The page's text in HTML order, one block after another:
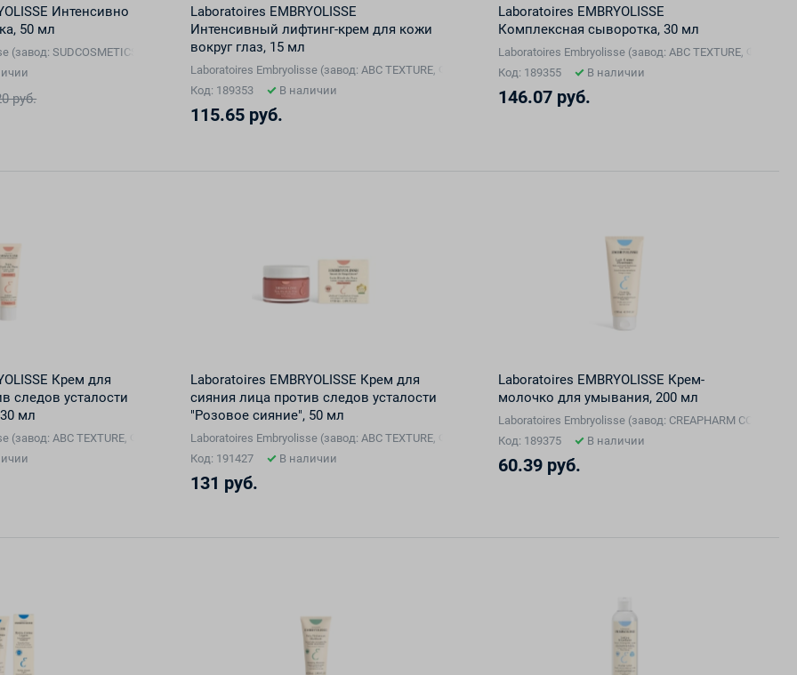
Интенсивно
50 мл
(завод: SUDCOSMETICS, Франция), Франция
руб.
Laboratoires EMBRYOLISSE
Интенсивный лифтинг-крем для кожи
вокруг глаз, 15 мл
Laboratoires Embryolisse (завод: ABC TEXTURE, Франция), Франция
Код: 189353
В наличии
115.65 руб.
Laboratoires EMBRYOLISSE
Комплексная сыворотка, 30 мл
Laboratoires Embryolisse (завод: ABC TEXTURE,
Код: 189355
В наличии
146.07 руб.
Крем для
следов усталости
мл
(завод: ABC TEXTURE, Франция), Франция
Laboratoires EMBRYOLISSE Крем для
сияния лица против следов усталости
"Розовое сияние", 50 мл
Laboratoires Embryolisse (завод: ABC TEXTURE, Франция), Франция
Код: 191427
В наличии
131 руб.
Laboratoires EMBRYOLISSE Крем-
молочко для умывания, 200 мл
Laboratoires Embryolisse (завод: CREAPHARM
Код: 189375
В наличии
60.39 руб.